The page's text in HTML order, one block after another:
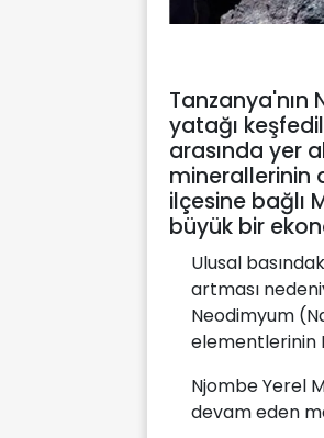
yatağı
arasında yer
minerallerinin
ilçesine bağlı
büyük bir
Ulusal
artması
Neodimyum
elementlerinin
Njombe Yerel
devam eden